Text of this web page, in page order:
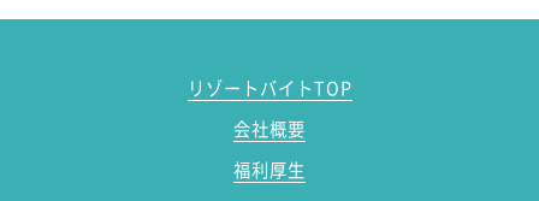
リゾートバイトTOP
会社概要
福利厚生